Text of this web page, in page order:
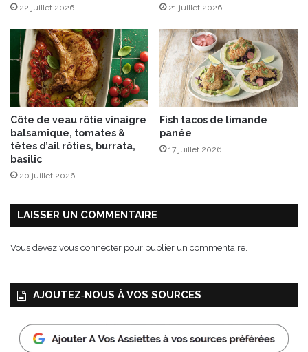
l
a
f
l
e
u
h
22 juillet 2026 21 juillet 2026
Côte de veau rôtie vinaigre
balsamique, tomates &
têtes d’ail rôties, burrata,
basilic
20 juillet 2026
Fish tacos de limande
panée
17 juillet 2026
LAISSER UN COMMENTAIRE
Vous devez vous connecter pour publier un commentaire.
AJOUTEZ‑NOUS À VOS SOURCES